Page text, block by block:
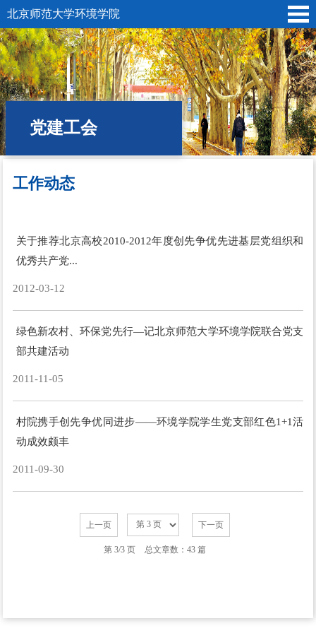
北京师范大学环境学院
党建工会
工作动态
位置:首页»党建工会»分党委» 工作动态
关于推荐北京高校2010-2012年度创先争优先进基层党组织和
优秀共产党...
2012-03-12
绿色新农村、环保党先行—记北京师范大学环境学院联合党支
部共建活动
2011-11-05
村院携手创先争优同进步——环境学院学生党支部红色1+1活
动成效颇丰
2011-09-30
上一页 下一页
第 3/3 页 总文章数：43 篇